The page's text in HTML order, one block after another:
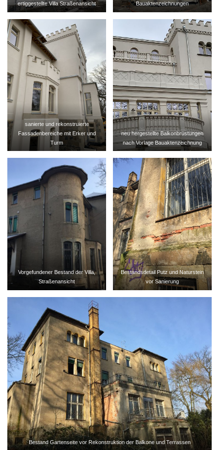
ertiggestellte Villa Straßenansicht
Bauaktenzeichnungen
sanierte und rekonstruierte
Fassadenbereiche mit Erker und
Turm
neu hergestellte Balkonbrüstungen
nach Vorlage Bauaktenzeichnung
Vorgefundener Bestand der Villa,
Straßenansicht
Bestandsdetail Putz und Naturstein
vor Sanierung
Bestand Gartenseite vor Rekonstruktion der Balkone und Terrassen